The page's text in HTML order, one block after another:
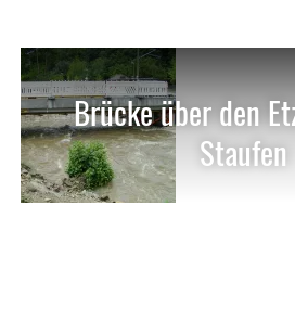
Brücke über den
Staufen